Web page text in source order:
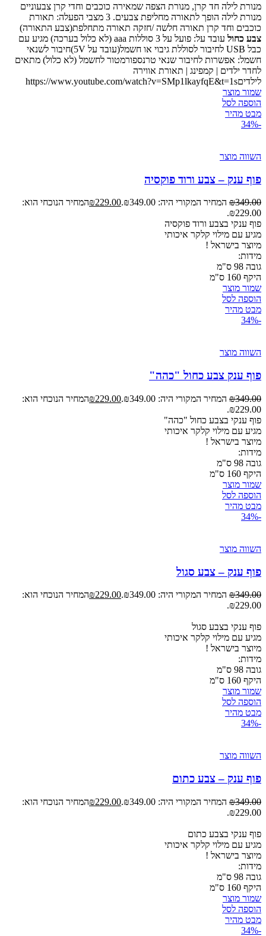
מנורת לילה חד קרן, מנורת הצפה שמאירה כוכבים וחדי קרן צבעוניים
מנורת לילה הופך לתאורה מחליפת צבעים. 3 מצבי הפעלה: תאורת
כוכבים וחד קרן תאורה חלשה /חזקה תאורה מתחלפת(צבע התאורה)
צבע כחול
עובד על: פועל על 3 סוללות aaa (לא כלול בערכה) מגיע עם
כבל USB לחיבור לסוללת גיבוי או חשמל(עובד על 5V) ​חיבור לשנאי
חשמל: אפשרות לחיבור שנאי טרנספורמטור לחשמל (לא כלול) מתאים
לחדר ילדים | קמפינג | תאורת אווירה
לילדיםhttps://www.youtube.com/watch?v=SMp1lkayfqE&t=1s
שמור מוצר
הוספה לסל
מבט מהיר
-34%
השווה מוצר
פוף ענק – צבע ורוד פוקסיה
₪349.00 המחיר המקורי היה: ₪349.00. ₪229.00
המחיר הנוכחי הוא:
₪229.00.
פוף ענקי בצבע ורוד פוקסיה
מגיע עם מילוי קלקר איכותי
מיוצר בישראל !
מידות:
גובה 98 ס"מ
היקף 160 ס"מ
שמור מוצר
הוספה לסל
מבט מהיר
-34%
השווה מוצר
פוף ענק צבע כחול "כהה"
₪349.00 המחיר המקורי היה: ₪349.00. ₪229.00
המחיר הנוכחי הוא:
₪229.00.
פוף ענקי בצבע כחול "כהה"
מגיע עם מילוי קלקר איכותי
מיוצר בישראל !
מידות:
גובה 98 ס"מ
היקף 160 ס"מ
שמור מוצר
הוספה לסל
מבט מהיר
-34%
השווה מוצר
פוף ענק – צבע סגול
₪349.00 המחיר המקורי היה: ₪349.00. ₪229.00
המחיר הנוכחי הוא:
₪229.00.
פוף ענקי בצבע סגול
מגיע עם מילוי קלקר איכותי
מיוצר בישראל !
מידות:
גובה 98 ס"מ
היקף 160 ס"מ
שמור מוצר
הוספה לסל
מבט מהיר
-34%
השווה מוצר
פוף ענק – צבע כתום
₪349.00 המחיר המקורי היה: ₪349.00. ₪229.00
המחיר הנוכחי הוא:
₪229.00.
פוף ענקי בצבע כתום
מגיע עם מילוי קלקר איכותי
מיוצר בישראל !
מידות:
גובה 98 ס"מ
היקף 160 ס"מ
שמור מוצר
הוספה לסל
מבט מהיר
-34%